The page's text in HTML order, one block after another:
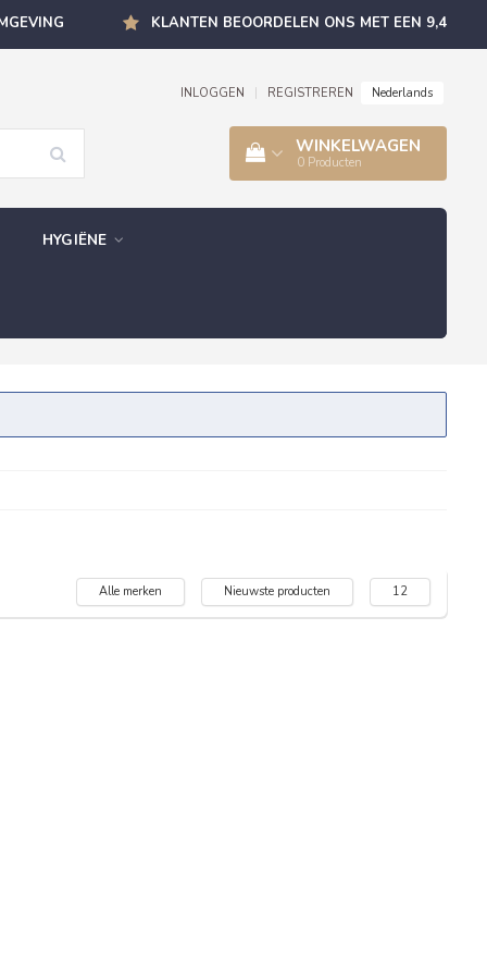
KLANTEN BEOORDELEN ONS MET EEN 9,4
INLOGGEN REGISTREREN Nederlands
WINKELWAGEN
0 Producten
HYGIËNE
Alle merken Nieuwste producten 12